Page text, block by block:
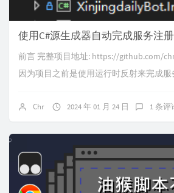
使用C#源生成器自动完成服务注册
前言 完整项目地址: https://github.com/
因为项目之前是使用运行时反射来完成服
Chr 2024 年 01 月 24 日 1 条评